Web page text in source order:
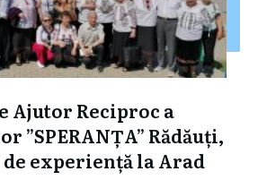
Ajutor Reciproc a
”SPERANȚA” Rădăuți,
experiență la Arad